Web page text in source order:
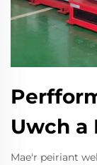
Uwch a
Mae'r peiriant